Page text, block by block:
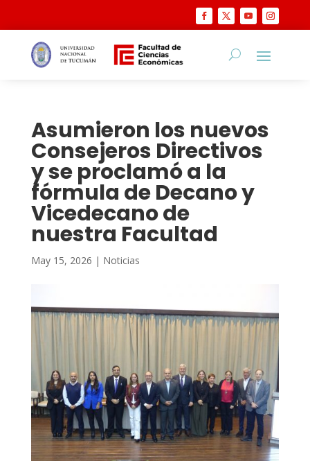
Asumieron los nuevos
Consejeros Directivos
y se proclamó a la
fórmula de Decano y
Vicedecano de
nuestra Facultad
May 15, 2026 | Noticias